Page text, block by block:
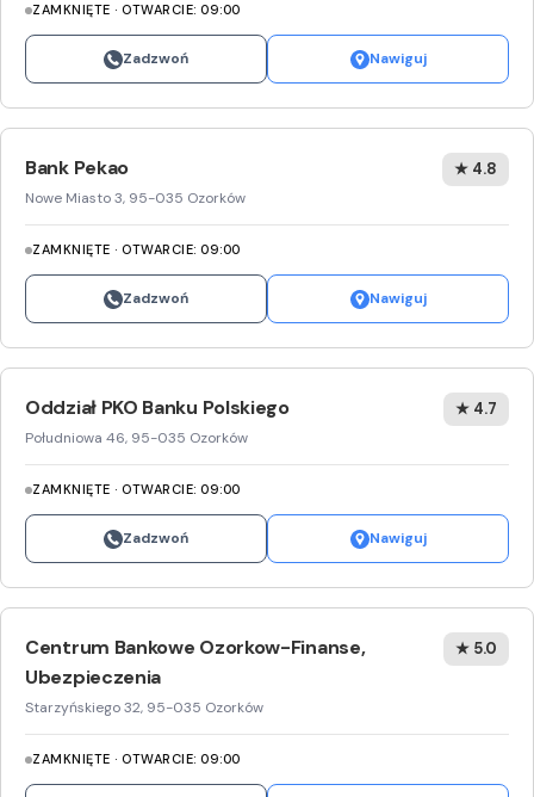
ZAMKNIĘTE · OTWARCIE: 09:00
Zadzwoń Nawiguj
Bank Pekao
Nowe Miasto 3, 95-035 Ozorków
★ 4.8
ZAMKNIĘTE · OTWARCIE: 09:00
Zadzwoń Nawiguj
Oddział PKO Banku Polskiego
Południowa 46, 95-035 Ozorków
★ 4.7
ZAMKNIĘTE · OTWARCIE: 09:00
Zadzwoń Nawiguj
Centrum Bankowe Ozorkow-Finanse,
Ubezpieczenia
Starzyńskiego 32, 95-035 Ozorków
★ 5.0
ZAMKNIĘTE · OTWARCIE: 09:00